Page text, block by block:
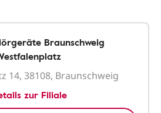
Braunschweig
14, 38108, Braunschweig
zur Filiale